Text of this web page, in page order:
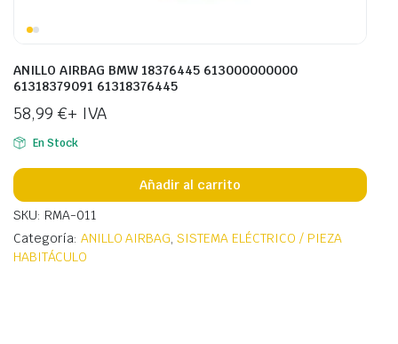
ANILLO AIRBAG BMW 18376445 613000000000
61318379091 61318376445
58,99 €+ IVA
En Stock
Añadir al carrito
SKU: RMA-011
Categoría: ANILLO AIRBAG,SISTEMA ELÉCTRICO / PIEZA
HABITÁCULO